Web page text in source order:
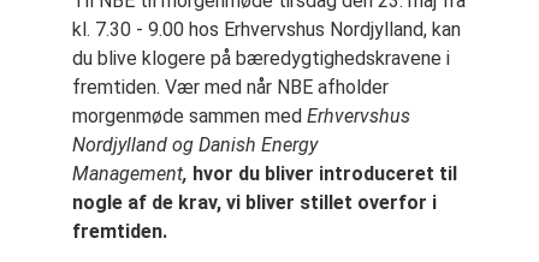
kl. 7.30 - 9.00 hos Erhvervshus Nordjylland, kan
du blive klogere på bæredygtighedskravene i
fremtiden. Vær med når NBE afholder
morgenmøde sammen med Erhvervshus
Nordjylland og Danish Energy
Management, hvor du bliver introduceret til
nogle af de krav, vi bliver stillet overfor i
fremtiden.